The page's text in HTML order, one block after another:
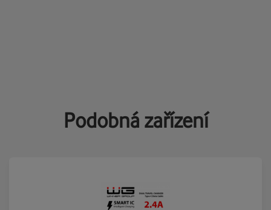
Podobná zařízení